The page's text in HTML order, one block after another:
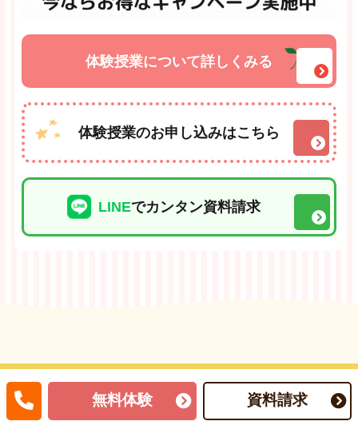
でカンタン資料請求
無料体験 資料請求